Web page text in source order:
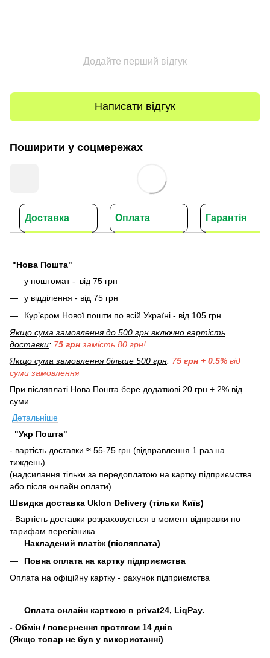
Додайте перший відгук
Написати відгук
Поширити у соцмережах
Доставка Оплата Гарантія
"Нова Пошта"
у поштомат - від 75 грн
у відділення - від 75 грн
Кур’єром Нової пошти по всій Україні - від 105 грн
Якщо сума замовлення до 500 грн включно вартість
доставки: 75 грн замість 80 грн!
Якщо сума замовлення більше 500 грн: 75 грн + 0.5% від
суми замовлення
При післяплаті Нова Пошта бере додаткові 20 грн + 2% від
суми
Детальніше
"Укр Пошта"
- вартість доставки ≈ 55-75 грн (відправлення 1 раз на
тиждень)
(надсилання тільки за передоплатою на картку підприємства
або після онлайн оплати)
Швидка доставка Uklon Delivery (тільки Київ)
- Вартість доставки розраховується в момент відправки по
тарифам перевізника
Накладений платіж (післяплата)
Повна оплата на картку підприємства
Оплата на офіційну картку - рахунок підприємства
Оплата онлайн карткою в privat24, LiqPay.
- Обмін / повернення протягом 14 днів
(Якщо товар не був у використанні)